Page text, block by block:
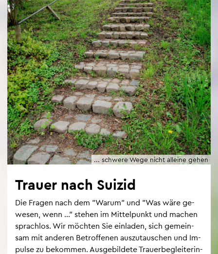
... schwe­re Wege nicht al­lei­ne gehen
Trau­er nach Sui­zid
Die Fra­gen nach dem "Warum" und "Was wäre ge­
we­sen, wenn ..." ste­hen im Mit­tel­punkt und ma­chen
sprach­los. Wir möch­ten Sie ein­la­den, sich ge­mein­
sam mit an­de­ren Be­trof­fe­nen aus­zu­tau­schen und Im­
pul­se zu be­kom­men. Aus­ge­bil­de­te Trau­er­be­glei­te­rin­